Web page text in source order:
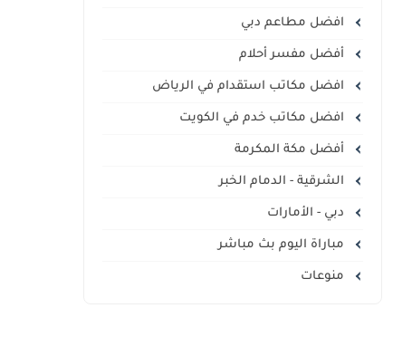
افضل مطاعم دبي
أفضل مفسر أحلام
افضل مكاتب استقدام في الرياض
افضل مكاتب خدم في الكويت
أفضل مكة المكرمة
الشرقية - الدمام الخبر
دبي - الأمارات
مباراة اليوم بث مباشر
منوعات